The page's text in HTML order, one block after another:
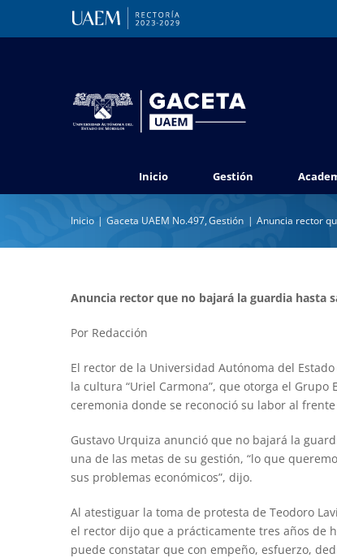
Inicio Gestión
Inicio Gaceta UAEM No.497 Gestión Anuncia rector
Anuncia rector que no bajará la guardia hasta
Por Redacción
El rector de la Universidad Autónoma del
la cultura “Uriel Carmona”, que otorga el
ceremonia donde se reconoció su labor al
Gustavo Urquiza anunció que no bajará la
una de las metas de su gestión, “lo que
sus problemas económicos”, dijo.
Al atestiguar la toma de protesta de Teodoro
el rector dijo que a prácticamente tres años de
puede constatar que con empeño, esfuerzo,